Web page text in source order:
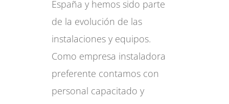
España y hemos sido parte
de la evolución de las
instalaciones y equipos.
Como empresa instaladora
preferente contamos con
personal capacitado y